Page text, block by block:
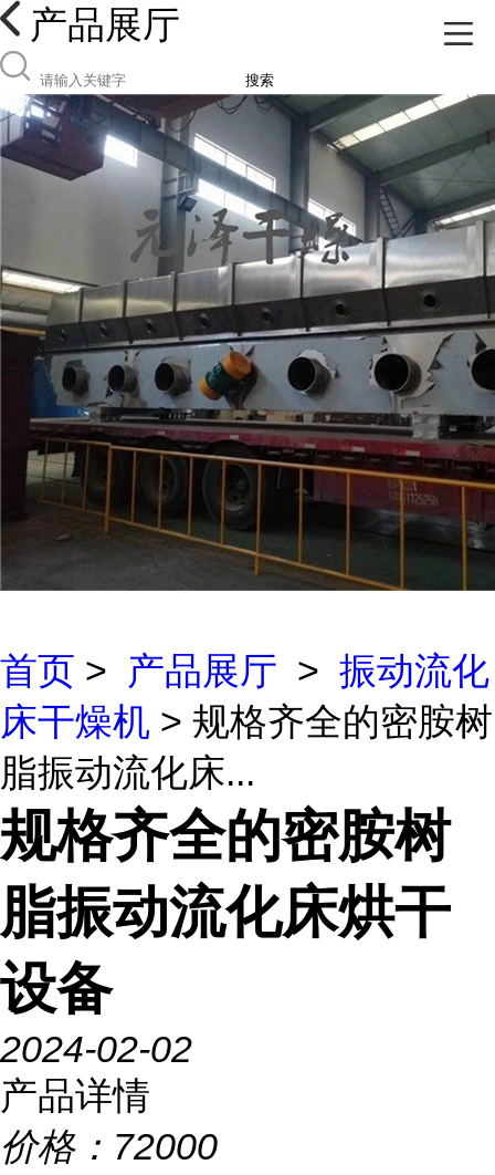
产品展厅
搜索
首页 > 产品展厅 > 振动流化
床干燥机 > 规格齐全的密胺树
脂振动流化床...
规格齐全的密胺树
脂振动流化床烘干
设备
2024-02-02
产品详情
价格： 72000